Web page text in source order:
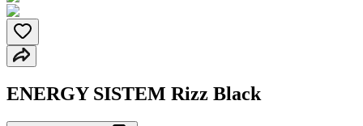
ENERGY SISTEM Rizz Black